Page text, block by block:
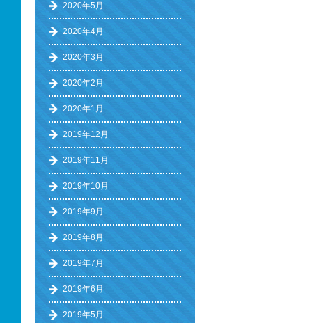
2020年5月
2020年4月
2020年3月
2020年2月
2020年1月
2019年12月
2019年11月
2019年10月
2019年9月
2019年8月
2019年7月
2019年6月
2019年5月